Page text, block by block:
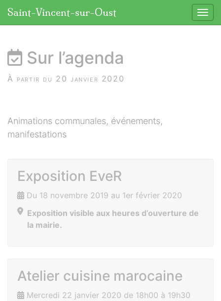
Saint-Vincent-sur-Oust
Sur l’agenda
À partir du 20 janvier 2020
Animations communales, événements,
manifestations
Exposition EveR
Du 18 novembre 2019 au 1er février 2020
Exposition visible aux heures d’ouverture de
la mairie.
Atelier cuisine marocaine
Mercredi 22 janvier 2020 de 18h00 à 19h30
Panneau de gestion des cookies